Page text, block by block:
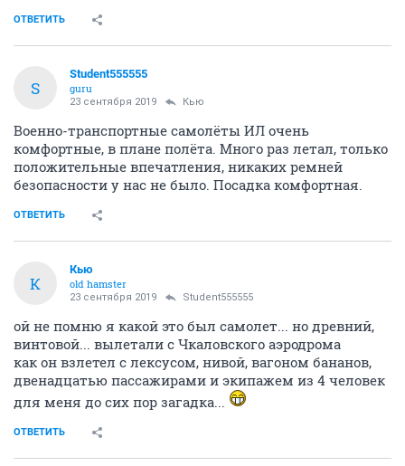
ОТВЕТИТЬ
S
Student555555
guru
23 сентября 2019 Кью
Военно-транспортные самолёты ИЛ очень
комфортные, в плане полёта. Много раз летал, только
положительные впечатления, никаких ремней
безопасности у нас не было. Посадка комфортная.
ОТВЕТИТЬ
К
Кью
old hamster
23 сентября 2019 Student555555
ой не помню я какой это был самолет... но древний,
винтовой... вылетали с Чкаловского аэродрома
как он взлетел с лексусом, нивой, вагоном бананов,
двенадцатью пассажирами и экипажем из 4 человек
для меня до сих пор загадка...
ОТВЕТИТЬ